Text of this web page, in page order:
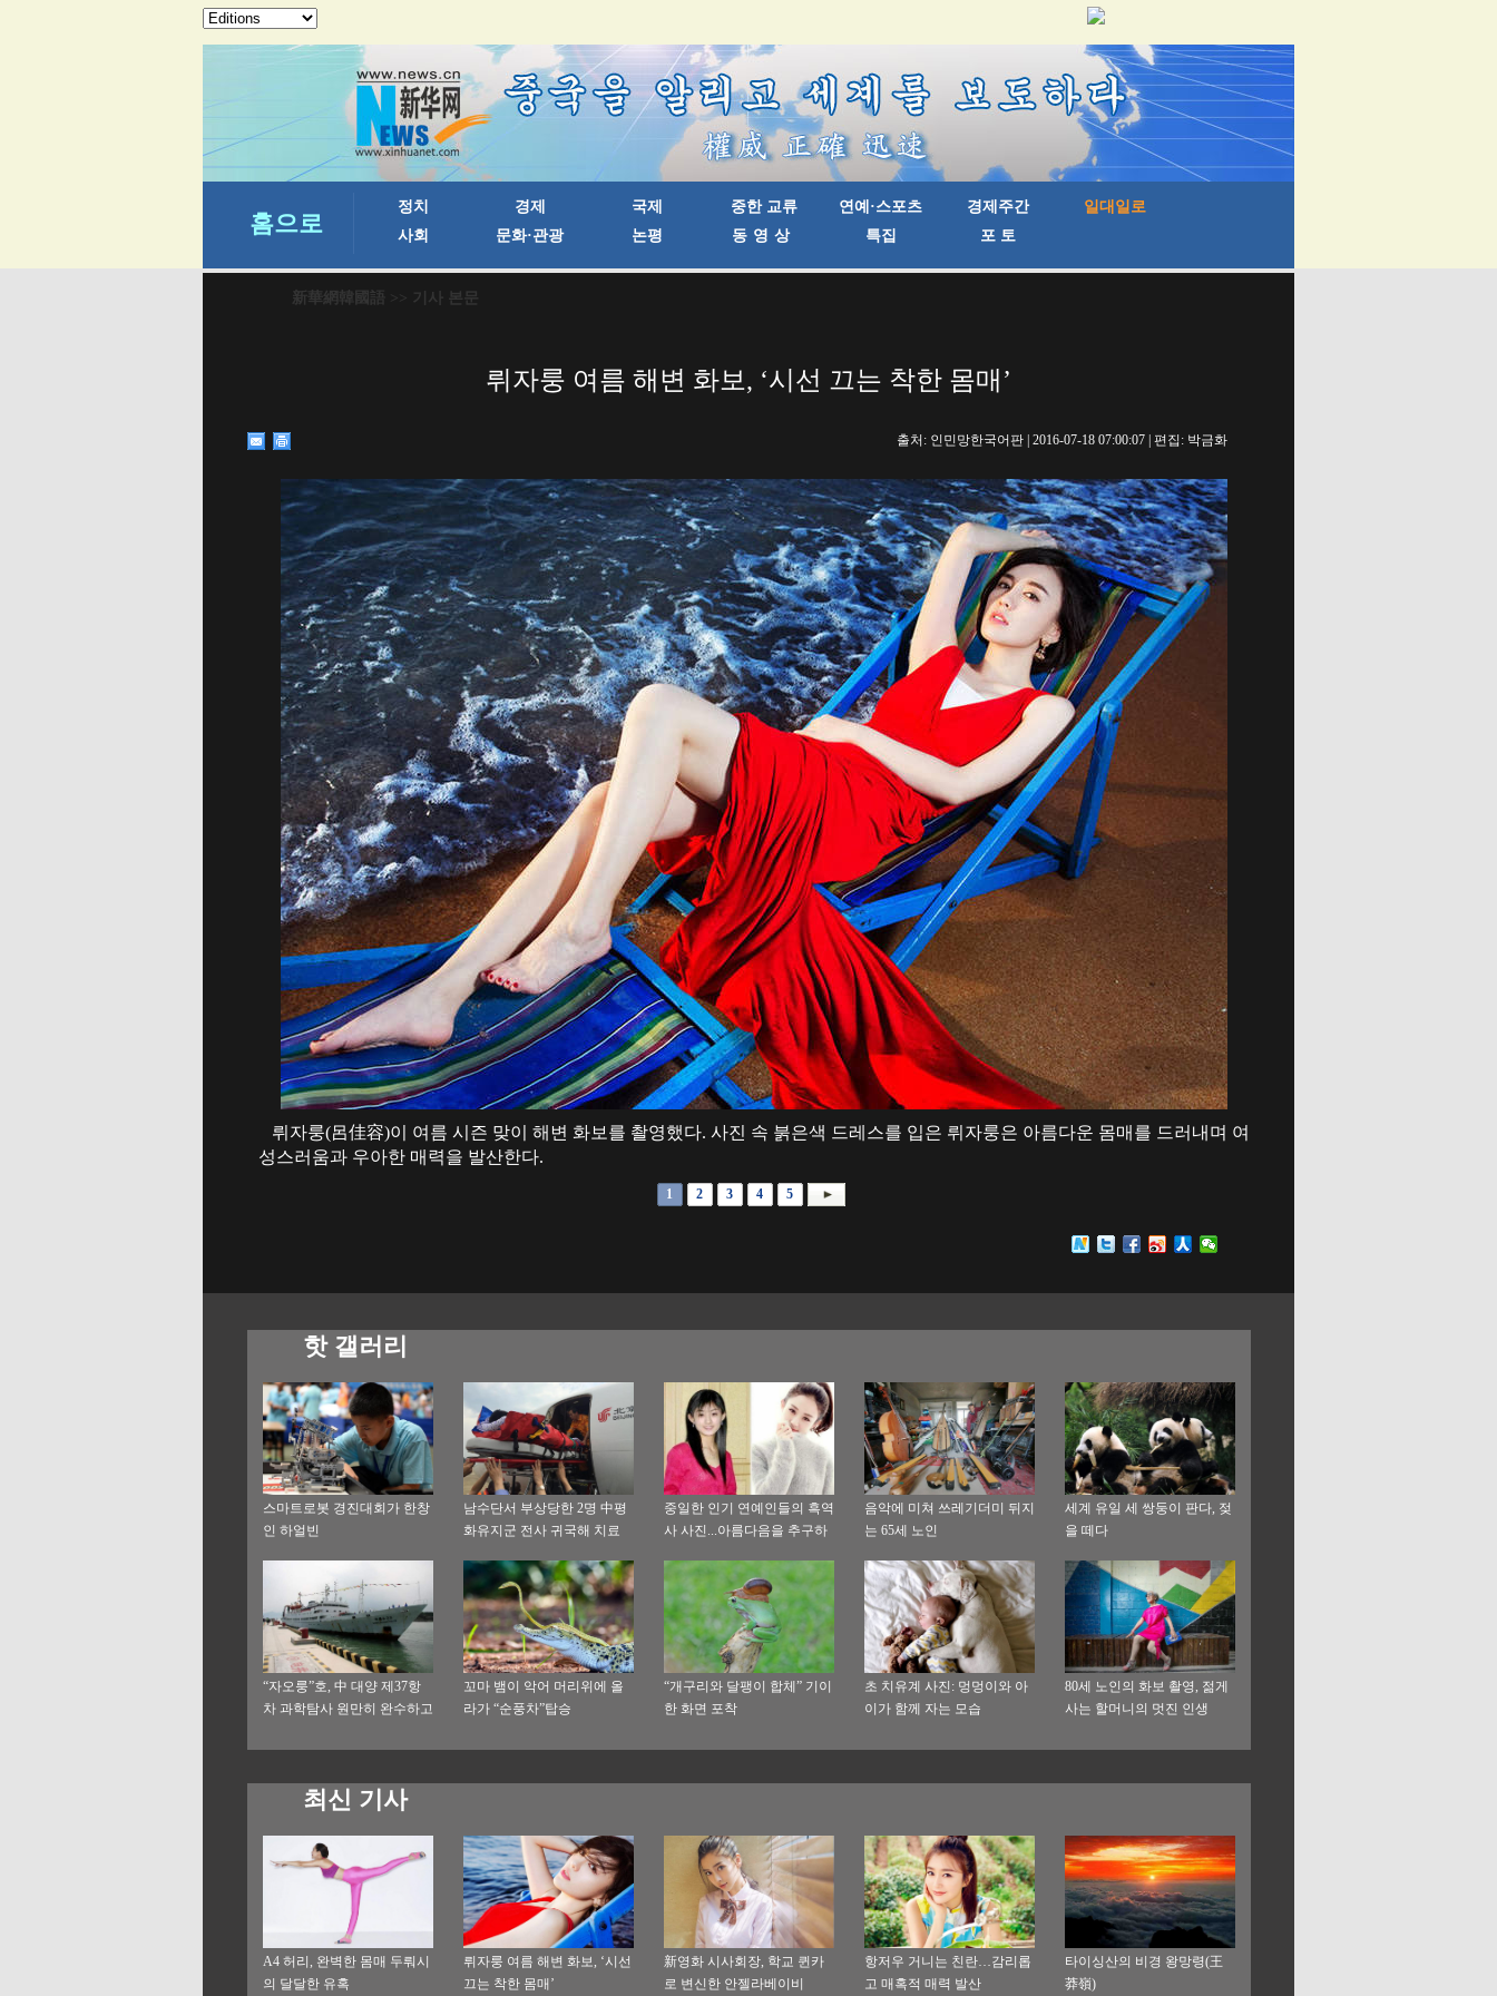
新華網韓國語 >> 기사 본문
뤼자룽 여름 해변 화보, ‘시선 끄는 착한 몸매’
출처: 인민망한국어판 | 2016-07-18 07:00:07 | 편집: 박금화
뤼자룽(呂佳容)이 여름 시즌 맞이 해변 화보를 촬영했다. 사진 속 붉은색 드레스를 입은 뤼자룽은 아름다운 몸매를 드러내며 여
성스러움과 우아한 매력을 발산한다.
1 2 3 4 5
핫 갤러리
스마트로봇 경진대회가 한창
인 하얼빈
남수단서 부상당한 2명 中평
화유지군 전사 귀국해 치료
중일한 인기 연예인들의 흑역
사 사진...아름다음을 추구하
음악에 미쳐 쓰레기더미 뒤지
는 65세 노인
세계 유일 세 쌍둥이 판다, 젖
을 떼다
“자오룽”호, 中 대양 제37항
차 과학탐사 원만히 완수하고
꼬마 뱀이 악어 머리위에 올
라가 “순풍차”탑승
“개구리와 달팽이 합체” 기이
한 화면 포착
초 치유계 사진: 멍멍이와 아
이가 함께 자는 모습
80세 노인의 화보 촬영, 젊게
사는 할머니의 멋진 인생
최신 기사
A4 허리, 완벽한 몸매 두뤄시
의 달달한 유혹
뤼자룽 여름 해변 화보, ‘시선
끄는 착한 몸매’
新영화 시사회장, 학교 퀸카
로 변신한 안젤라베이비
항저우 거니는 친란…감리롭
고 매혹적 매력 발산
타이싱산의 비경 왕망령(王
莽嶺)